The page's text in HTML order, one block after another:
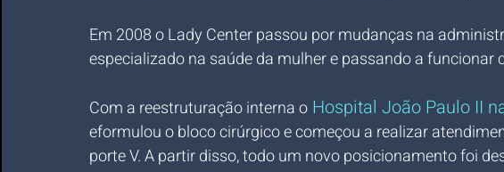
Em 2008 o Lady Center passou por mudanças na
especializado na saúde da mulher e passando a funcionar
Com a reestruturação interna o Hospital João Paulo II
eformulou o bloco cirúrgico e começou a realizar
porte V. A partir disso, todo um novo posicionamento foi